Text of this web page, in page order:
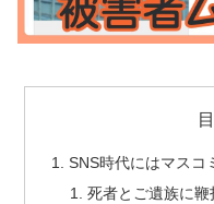
SNS時代にはマスコ
死者とご遺族に